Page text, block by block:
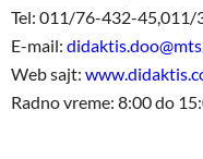
Tel: 011/76-432-
E-mail:
Web sajt:
Radno vreme: 8:00 do